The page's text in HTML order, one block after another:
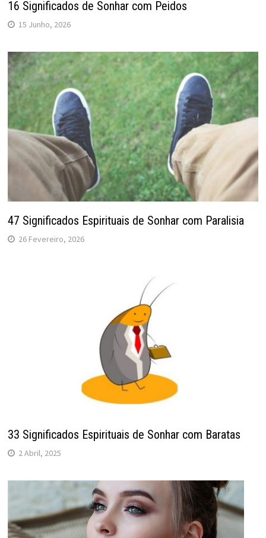
16 Significados de Sonhar com Peidos
15 Junho, 2026
47 Significados Espirituais de Sonhar com Paralisia
26 Fevereiro, 2026
33 Significados Espirituais de Sonhar com Baratas
2 Abril, 2025